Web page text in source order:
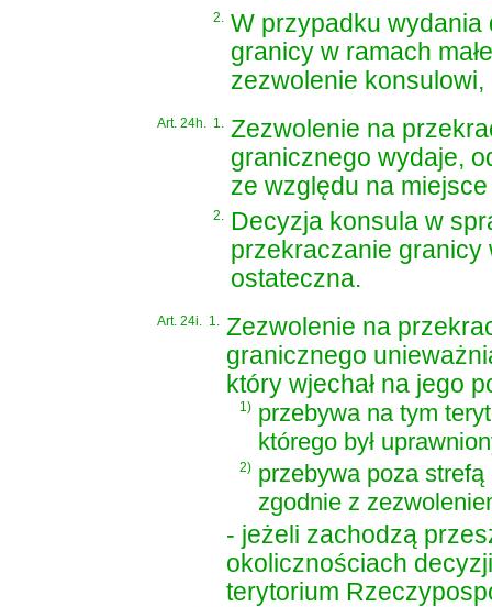
2.
W przypadku
granicy w ramach
zezwolenie konsulowi,
Art. 24h. 1.
Zezwolenie na
granicznego wydaje,
ze względu na
2.
Decyzja konsula w
przekraczanie granicy
ostateczna.
Art. 24i. 1.
Zezwolenie na
granicznego
który wjechał na jego
1) przebywa na tym
którego był
2) przebywa poza
zgodnie z
- jeżeli zachodzą
okolicznościach
terytorium